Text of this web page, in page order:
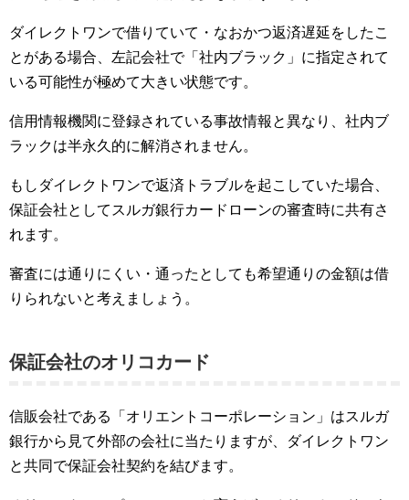
ダイレクトワンで借りていて・なおかつ返済遅延をしたこ
とがある場合、左記会社で「社内ブラック」に指定されて
いる可能性が極めて大きい状態です。
信用情報機関に登録されている事故情報と異なり、社内ブ
ラックは半永久的に解消されません。
もしダイレクトワンで返済トラブルを起こしていた場合、
保証会社としてスルガ銀行カードローンの審査時に共有さ
れます。
審査には通りにくい・通ったとしても希望通りの金額は借
りられないと考えましょう。
保証会社のオリコカード
信販会社である「オリエントコーポレーション」はスルガ
銀行から見て外部の会社に当たりますが、ダイレクトワン
と共同で保証会社契約を結びます。